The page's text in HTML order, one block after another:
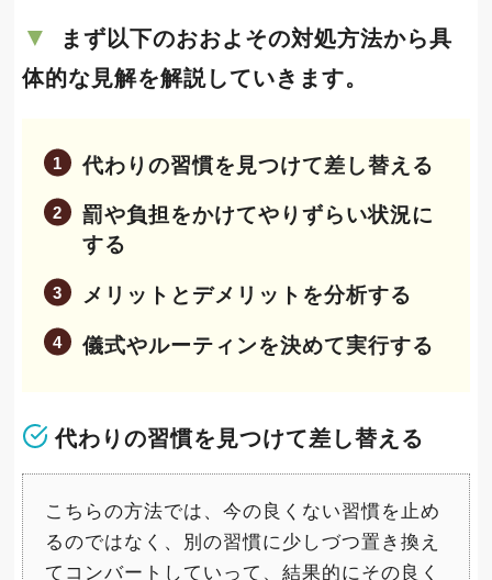
まず以下のおおよその対処方法から具
体的な見解を解説していきます。
代わりの習慣を見つけて差し替える
罰や負担をかけてやりずらい状況に
する
メリットとデメリットを分析する
儀式やルーティンを決めて実行する
代わりの習慣を見つけて差し替える
こちらの方法では、今の良くない習慣を止め
るのではなく、別の習慣に少しづつ置き換え
てコンバートしていって、結果的にその良く